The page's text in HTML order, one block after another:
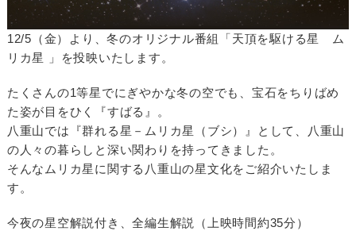
12/5（金）より、冬のオリジナル番組「天頂を駆ける星 ム
リカ星 」を投映いたします。
たくさんの1等星でにぎやかな冬の空でも、宝石をちりばめ
た姿が目をひく『すばる』。
八重山では『群れる星－ムリカ星（ブシ）』として、八重山
の人々の暮らしと深い関わりを持ってきました。
そんなムリカ星に関する八重山の星文化をご紹介いたしま
す。
今夜の星空解説付き、全編生解説（上映時間約35分）